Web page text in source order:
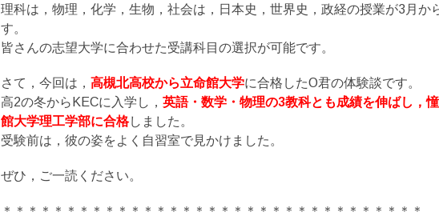
理科は，物理，化学，生物，社会は，日本史，世界史，政経の授業が3月か
す。
皆さんの志望大学に合わせた受講科目の選択が可能です。
さて，今回は，高槻北高校から立命館大学に合格したO君の体験談です。
高2の冬からKECに入学し，英語・数学・物理の3教科とも成績を伸ばし，
館大学理工学部に合格しました。
受験前は，彼の姿をよく自習室で見かけました。
ぜひ，ご一読ください。
＊＊＊＊＊＊＊＊＊＊＊＊＊＊＊＊＊＊＊＊＊＊＊＊＊＊＊＊＊＊＊＊＊